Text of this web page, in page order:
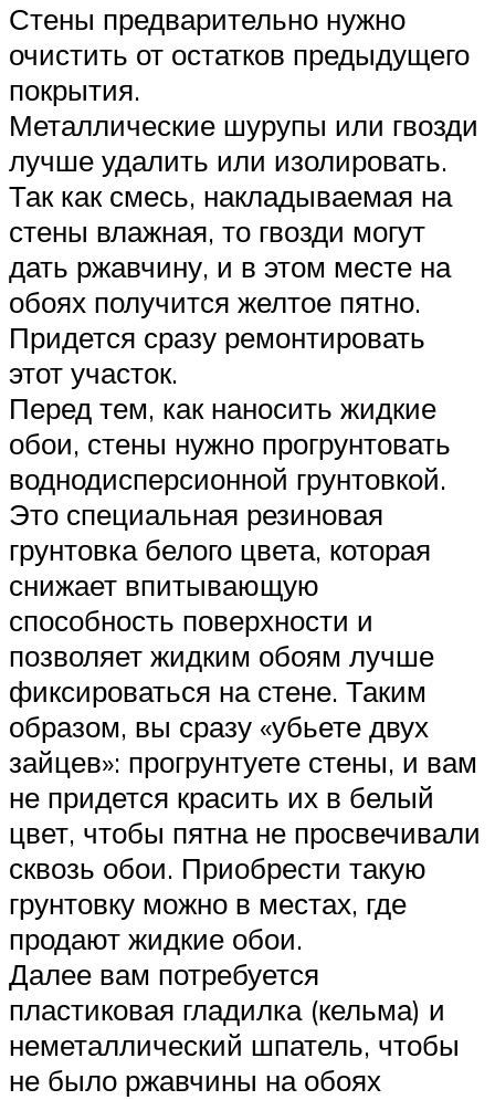
Стены предварительно нужно
очистить от остатков предыдущего
покрытия.
Металлические шурупы или гвозди
лучше удалить или изолировать.
Так как смесь, накладываемая на
стены влажная, то гвозди могут
дать ржавчину, и в этом месте на
обоях получится желтое пятно.
Придется сразу ремонтировать
этот участок.
Перед тем, как наносить жидкие
обои, стены нужно прогрунтовать
воднодисперсионной грунтовкой.
Это специальная резиновая
грунтовка белого цвета, которая
снижает впитывающую
способность поверхности и
позволяет жидким обоям лучше
фиксироваться на стене. Таким
образом, вы сразу «убьете двух
зайцев»: прогрунтуете стены, и вам
не придется красить их в белый
цвет, чтобы пятна не просвечивали
сквозь обои. Приобрести такую
грунтовку можно в местах, где
продают жидкие обои.
Далее вам потребуется
пластиковая гладилка (кельма) и
неметаллический шпатель, чтобы
не было ржавчины на обоях